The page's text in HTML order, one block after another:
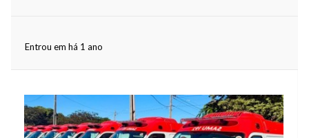
Entrou em há 1 ano